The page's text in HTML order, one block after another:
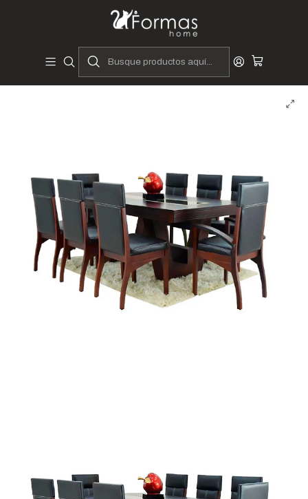
Diseñadores y Fabricantes Peruanos
juegos de comedor
Juegos de Comedor 8 Sillas
Juego de Comedor Lucy | 8 Sillas